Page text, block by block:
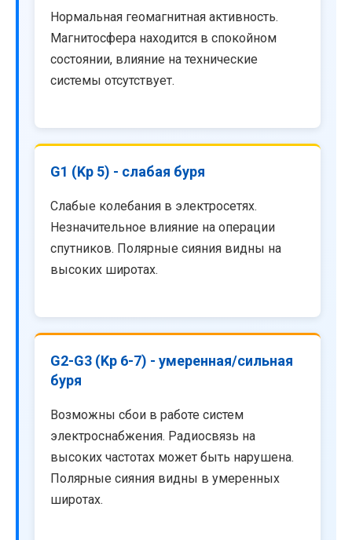
Нормальная геомагнитная активность.
Магнитосфера находится в спокойном
состоянии, влияние на технические
системы отсутствует.
G1 (Kp 5) - слабая буря
Слабые колебания в электросетях.
Незначительное влияние на операции
спутников. Полярные сияния видны на
высоких широтах.
G2-G3 (Kp 6-7) - умеренная/сильная
буря
Возможны сбои в работе систем
электроснабжения. Радиосвязь на
высоких частотах может быть нарушена.
Полярные сияния видны в умеренных
широтах.